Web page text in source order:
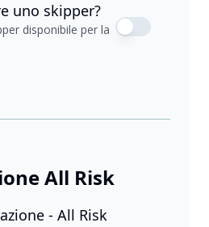
uno skipper?
disponibile per la
All Risk
- All Risk